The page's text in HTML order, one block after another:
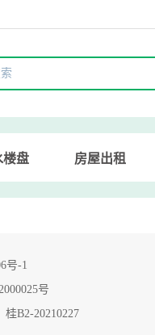
楼盘 房屋出租
号-1
号
B2-20210227